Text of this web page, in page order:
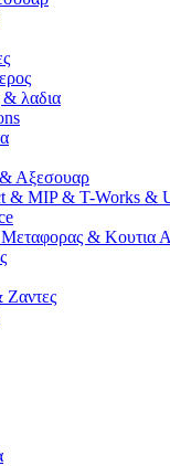
& λαδια
Αξεσουαρ
& MIP & T-Works &
Μεταφορας & Κουτια